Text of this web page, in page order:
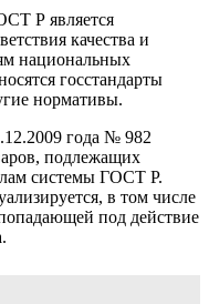
Р является
качества и
национальных
госстандарты
нормативы.
года № 982
подлежащих
системы ГОСТ Р.
в том числе
под действие